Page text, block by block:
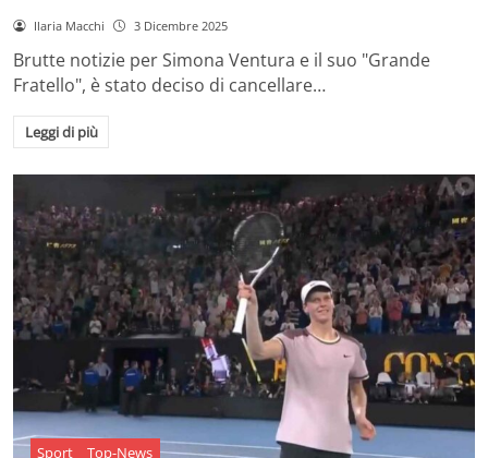
Ilaria Macchi 3 Dicembre 2025
Brutte notizie per Simona Ventura e il suo "Grande
Fratello", è stato deciso di cancellare…
Leggi di più
Sport Top-News